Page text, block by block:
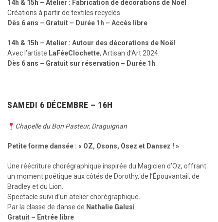
14h & 15h – Atelier : Fabrication de décorations de Noël
Créations à partir de textiles recyclés.
Dès 6 ans – Gratuit – Durée 1h – Accès libre
14h & 15h – Atelier : Autour des décorations de Noël
Avec l’artiste LaFéeClochette, Artisan d’Art 2024.
Dès 6 ans – Gratuit sur réservation – Durée 1h
SAMEDI 6 DÉCEMBRE – 16H
Chapelle du Bon Pasteur, Draguignan
Petite forme dansée : « OZ, Osons, Osez et Dansez ! »
Une réécriture chorégraphique inspirée du Magicien d’Oz, offrant
un moment poétique aux côtés de Dorothy, de l’Épouvantail, de
Bradley et du Lion.
Spectacle suivi d’un atelier chorégraphique.
Par la classe de danse de Nathalie Galusi
Gratuit – Entrée libre